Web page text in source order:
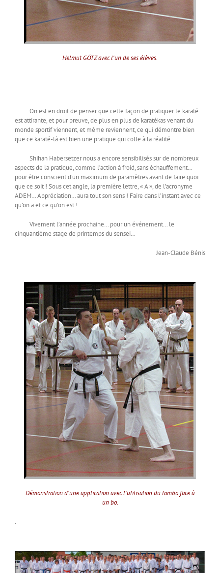
Helmut GÖTZ avec l'un de ses élèves.
On est en droit de penser que cette façon de pratiquer le karaté
est attirante, et pour preuve, de plus en plus de karatékas venant du
monde sportif viennent, et même reviennent, ce qui démontre bien
que ce karaté-là est bien une pratique qui colle à la réalité.
Shihan Habersetzer nous a encore sensibilisés sur de nombreux
aspects de la pratique, comme l’action à froid, sans échauffement…
pour être conscient d’un maximum de paramètres avant de faire quoi
que ce soit ! Sous cet angle, la première lettre, « A », de l’acronyme
ADEM… Appréciation… aura tout son sens ! Faire dans l’instant avec ce
qu’on a et ce qu’on est !...
Vivement l’année prochaine… pour un événement… le
cinquantième stage de printemps du sensei…
Jean-Claude Bénis
Démonstration d'une application avec l'utilisation du tambo face à
un bo.
.